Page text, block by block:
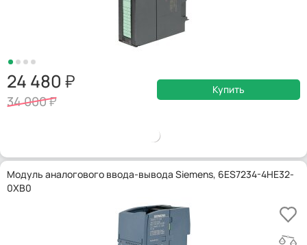
24 480
34 000
Купить
Модуль аналогового ввода-вывода Siemens, 6ES7234-4HE32-
0XB0